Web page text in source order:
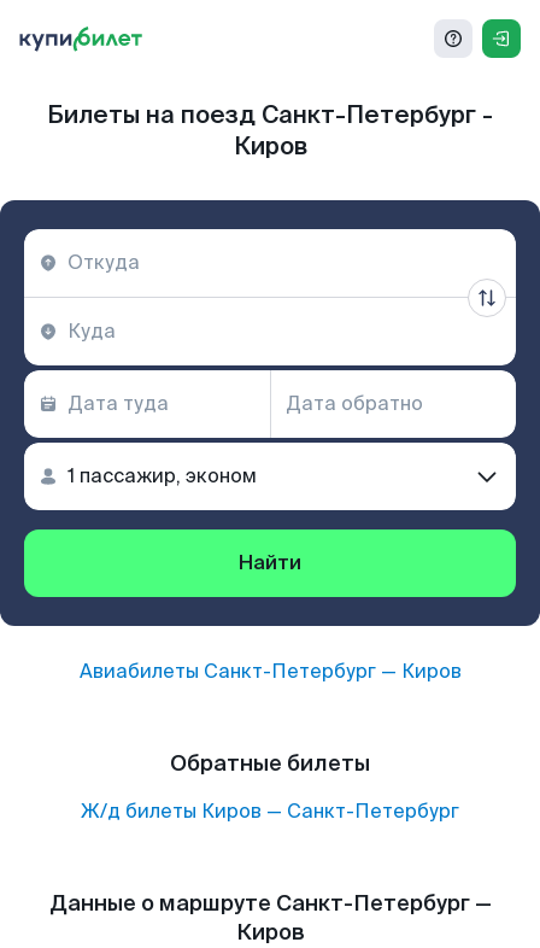
Билеты на поезд Санкт-Петербург -
Киров
Найти
Авиабилеты Санкт-Петербург— Киров
Обратные билеты
Ж/д билеты Киров — Санкт-Петербург
Данные о маршруте Санкт-Петербург —
Киров